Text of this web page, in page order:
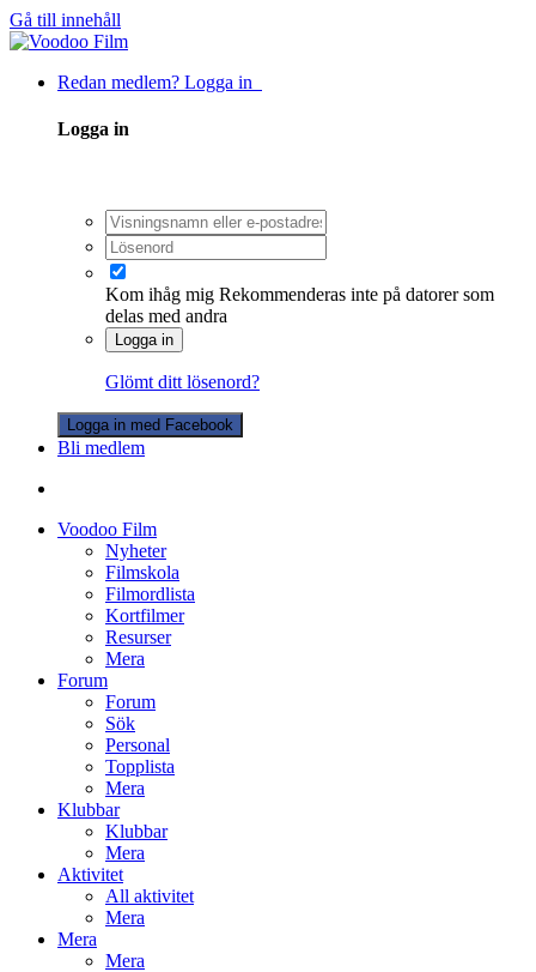
Gå till innehåll
Redan medlem? Logga in
Logga in
Kom ihåg mig Rekommenderas inte på datorer som
delas med andra
Logga in
Glömt ditt lösenord?
Logga in med Facebook
Bli medlem
Voodoo Film
Nyheter
Filmskola
Filmordlista
Kortfilmer
Resurser
Mera
Forum
Forum
Sök
Personal
Topplista
Mera
Klubbar
Klubbar
Mera
Aktivitet
All aktivitet
Mera
Mera
Mera